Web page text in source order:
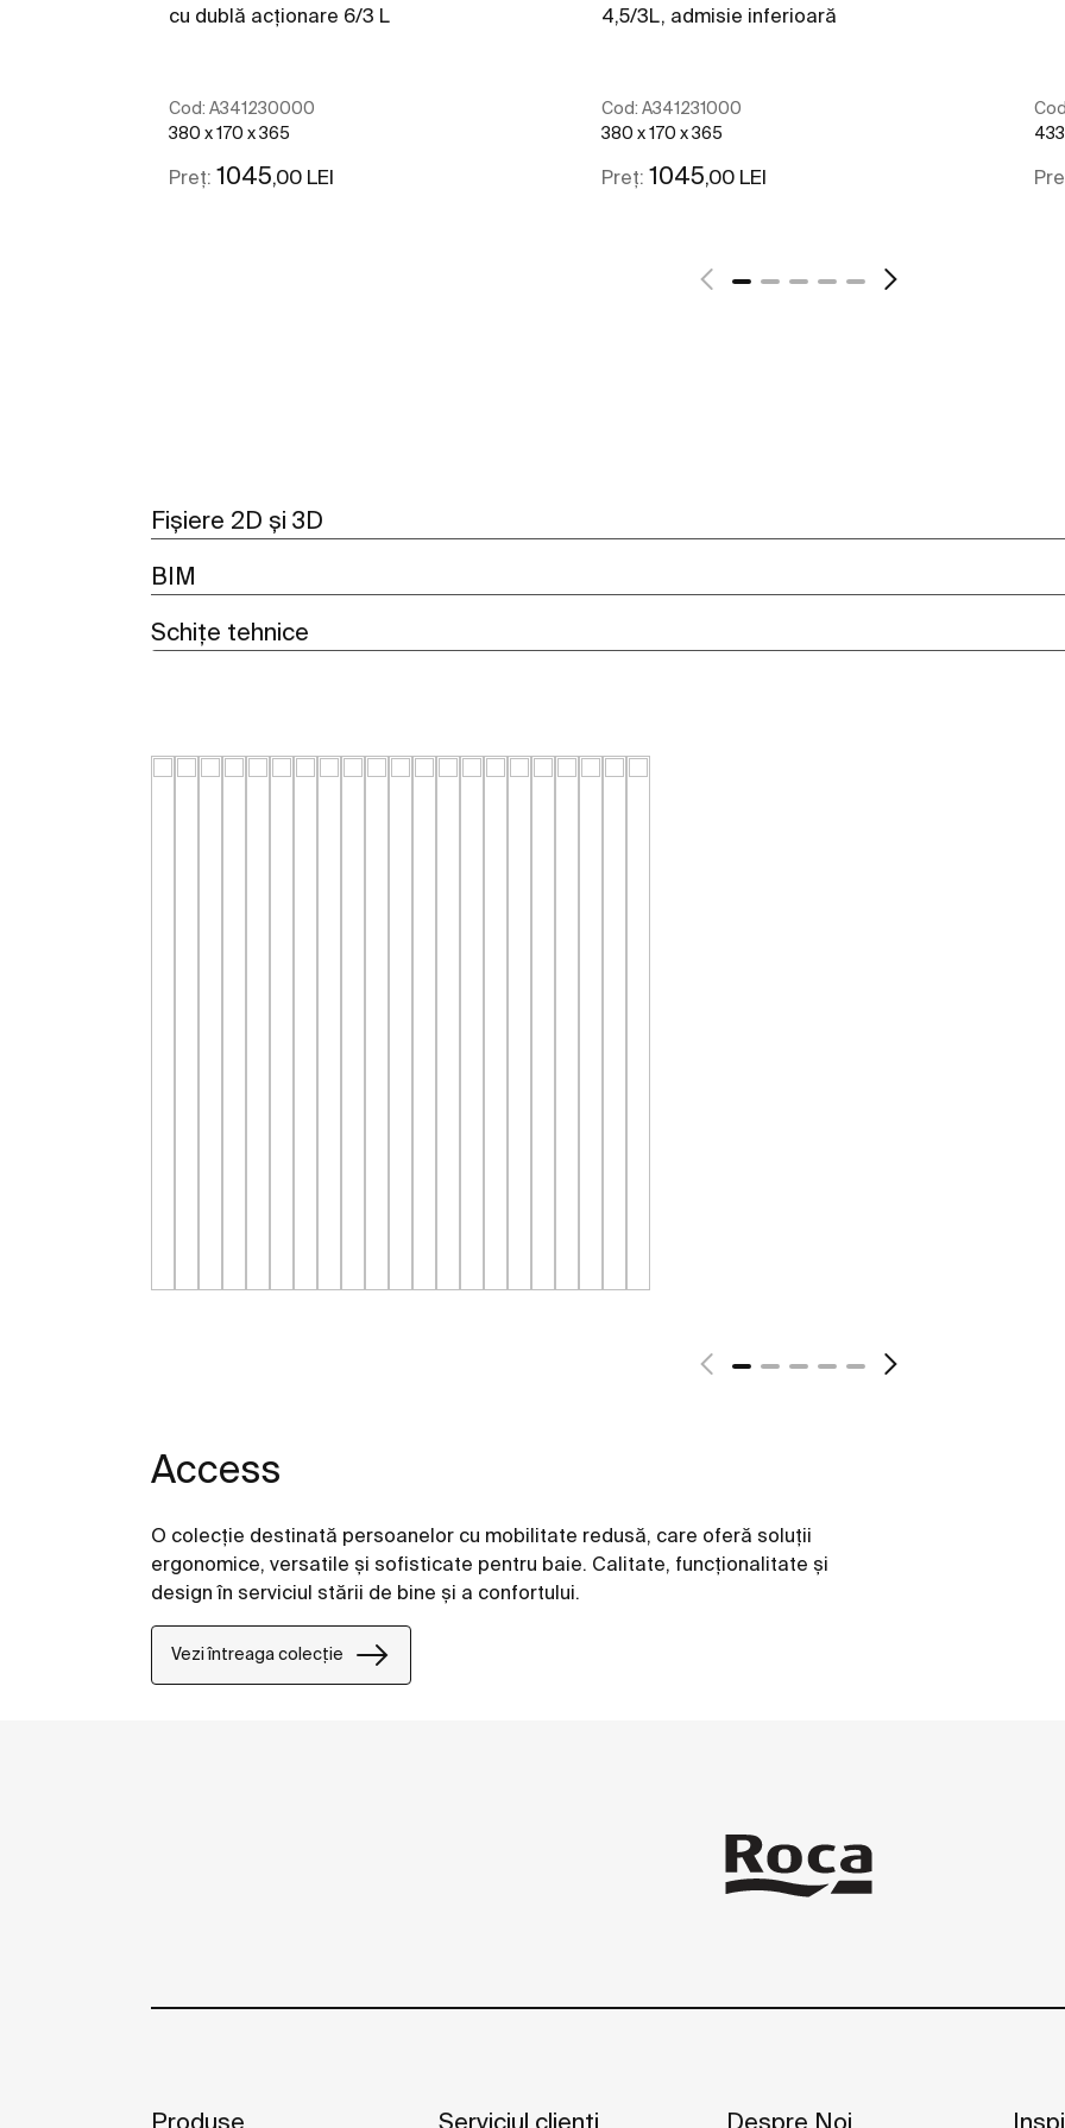
cu dublă acționare 6/3 L
Cod: A341230000
380 x 170 x 365
Preț: 1045 ,00 LEI
4,5/3L, admisie inferioară
Cod: A341231000
380 x 170 x 365
Preț: 1045 ,00 LEI
Fișiere 2D și 3D
BIM
Schițe tehnice
Access
O colecție destinată persoanelor cu mobilitate redusă, care oferă soluții
ergonomice, versatile și sofisticate pentru baie. Calitate, funcționalitate și
design în serviciul stării de bine și a confortului.
Vezi întreaga colecție
Produse Serviciul clienți Despre Noi